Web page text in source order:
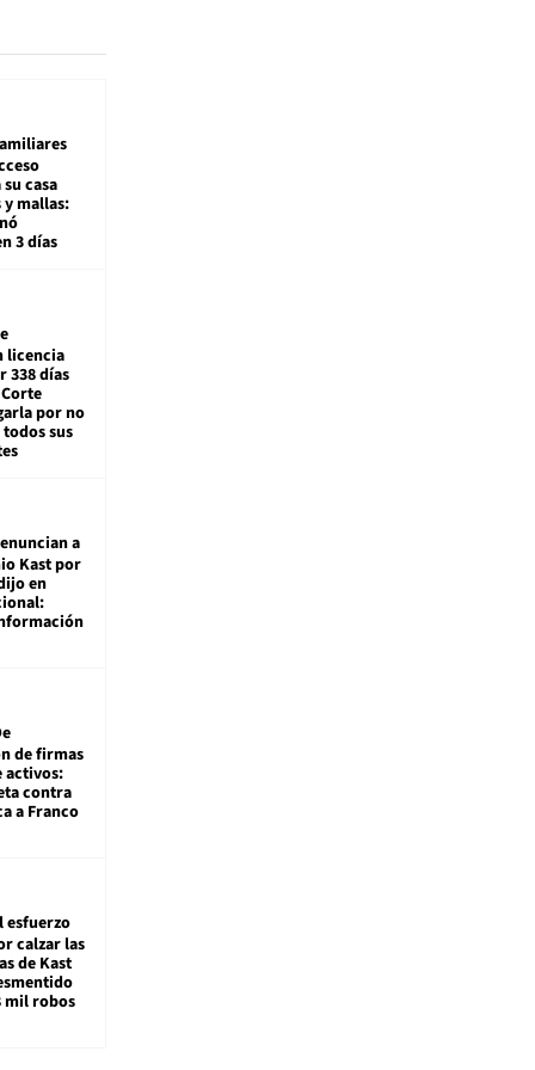
casa
mallas:
3 días
licencia
338 días
por no
sus
a
Kast por
en
de firmas
activos:
contra
a Franco
esfuerzo
calzar las
de Kast
mil robos